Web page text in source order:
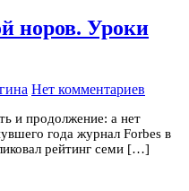
норов. Уроки
Нет комментариев
и продолжение: а нет
года журнал Forbes в
рейтинг семи […]